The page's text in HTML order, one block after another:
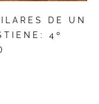
DE UN
4º